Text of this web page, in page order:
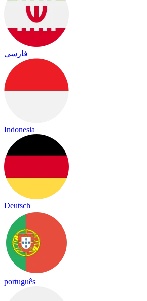
فارسی
Indonesia
Deutsch
português